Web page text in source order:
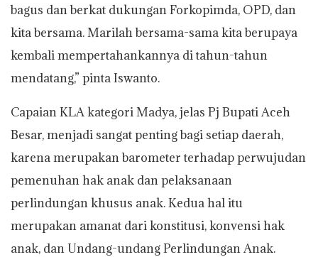
bagus dan berkat dukungan Forkopimda, OPD, dan
kita bersama. Marilah bersama-sama kita berupaya
kembali mempertahankannya di tahun-tahun
mendatang,” pinta Iswanto.
Capaian KLA kategori Madya, jelas Pj Bupati Aceh
Besar, menjadi sangat penting bagi setiap daerah,
karena merupakan barometer terhadap perwujudan
pemenuhan hak anak dan pelaksanaan
perlindungan khusus anak. Kedua hal itu
merupakan amanat dari konstitusi, konvensi hak
anak, dan Undang-undang Perlindungan Anak.